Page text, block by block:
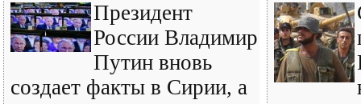
Президент
России Владимир
Путин вновь
создает факты в Сирии, а